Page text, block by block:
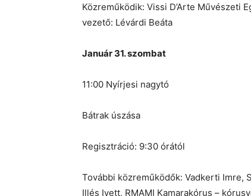
Közreműködik: Vissi D’Arte Művészeti
vezető: Lévárdi Beáta
Január 31. szombat
11:00 Nyírjesi nagytó
Bátrak úszása
Regisztráció: 9:30 órától
További közreműködők: Vadkerti Imre,
Illés Ivett, RMAMI Kamarakórus –